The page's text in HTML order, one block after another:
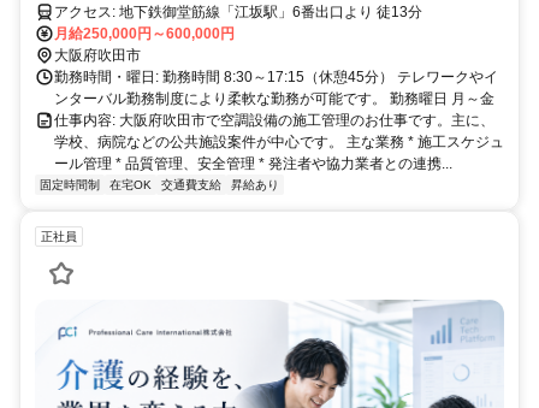
アクセス: 地下鉄御堂筋線「江坂駅」6番出口より 徒13分
月給250,000円～600,000円
大阪府吹田市
勤務時間・曜日: 勤務時間 8:30～17:15（休憩45分） テレワークやイ
ンターバル勤務制度により柔軟な勤務が可能です。 勤務曜日 月～金
仕事内容: 大阪府吹田市で空調設備の施工管理のお仕事です。主に、
学校、病院などの公共施設案件が中心です。 主な業務 * 施工スケジュ
ール管理 * 品質管理、安全管理 * 発注者や協力業者との連携...
固定時間制 在宅OK 交通費支給 昇給あり
正社員